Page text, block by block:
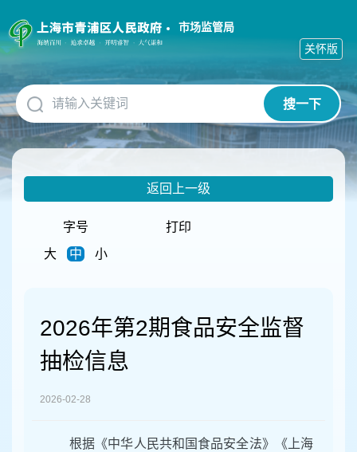
障
碍
作
说
明
跳
到
网
市场监管局
搜一下
关怀版
返回上一级
字号
大
中 小
打印
2026年第2期食品安全监督
抽检信息
2026-02-28
根据《中华人民共和国食品安全法》《上海